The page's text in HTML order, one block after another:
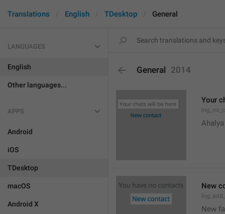
Translations English TDesktop General
LANGUAGES
English
Other languages...
APPS
Android
iOS
TDesktop
macOS
Android X
General 2014
Your
New
New